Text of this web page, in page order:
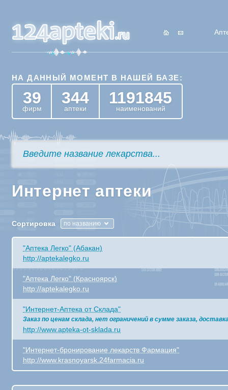
НА ДАННЫЙ МОМЕНТ В НАШЕЙ БАЗЕ:
39
фирм
344
аптеки
1191845
наименований
Интернет аптеки
Сортировка по названию
"Аптека Легко" (Абакан)
http://aptekalegko.ru
"Аптека Легко" (Красноярск)
http://aptekalegko.ru
"Интернет-Аптека от Склада"
Заказ по ценам склада, нет ограничений в сумме заказа,
http://www.apteka-ot-sklada.ru
"Интернет-бронирование лекарств Фармация"
http://www.krasnoyarsk.24farmacia.ru